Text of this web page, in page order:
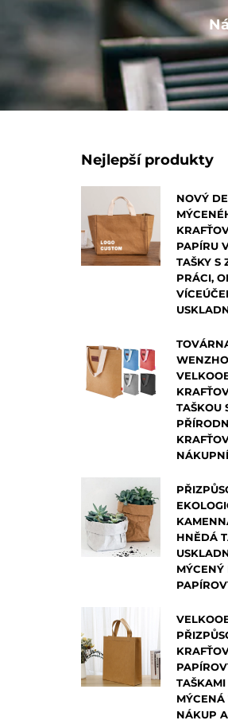
Ostatní
Nejlepší produkty
NOVÝ
PAPÍRU
TAŠKY S
PRÁCI,
TAŠKOU
HNĚDÁ
MÝCENÝ
TAŠKAMI
NÁKUP